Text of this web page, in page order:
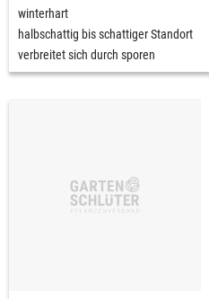
winterhart
halbschattig bis schattiger Standort
verbreitet sich durch sporen